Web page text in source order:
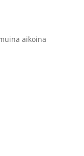
aikoina